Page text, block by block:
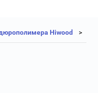
Hiwood